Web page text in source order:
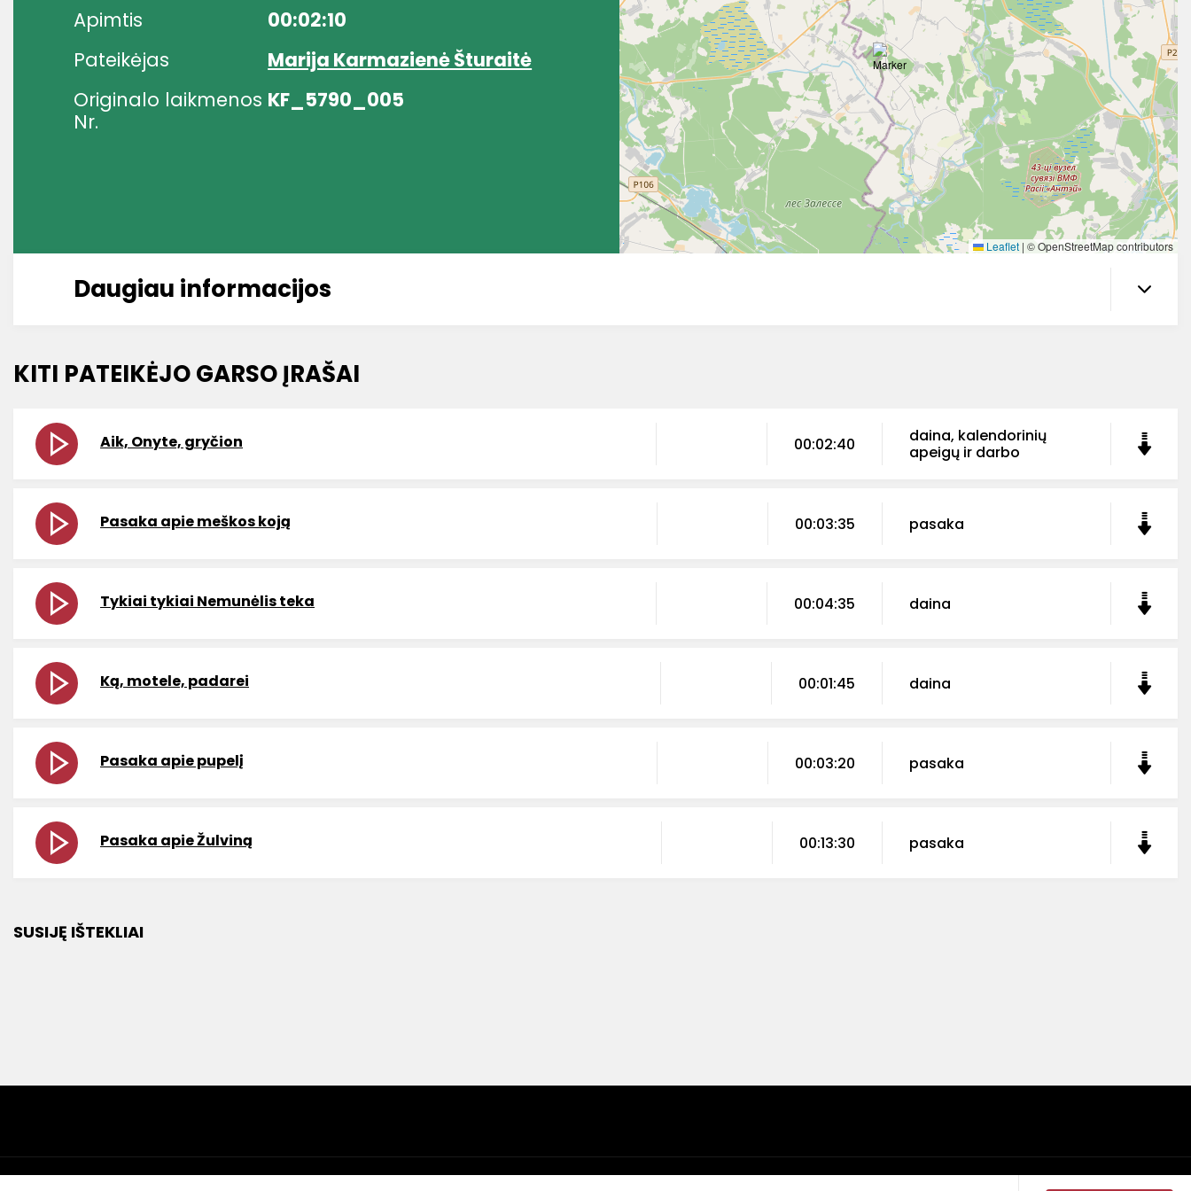
Apimtis
00:02:10
Pateikėjas
Marija Karmazienė Šturaitė
Originalo laikmenos
Nr.
KF_5790_005
Leaflet | © OpenStreetMap contributors
Daugiau informacijos
KITI PATEIKĖJO GARSO ĮRAŠAI
Aik, Onyte, gryčion 00:02:40
daina, kalendorinių
apeigų ir darbo
Pasaka apie meškos koją 00:03:35 pasaka
Tykiai tykiai Nemunėlis teka 00:04:35 daina
Ką, motele, padarei 00:01:45 daina
Pasaka apie pupelį 00:03:20 pasaka
Pasaka apie Žulviną 00:13:30 pasaka
SUSIJĘ IŠTEKLIAI